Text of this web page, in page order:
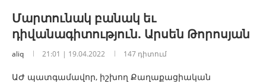
Մարտունակ բանակ եւ
դիվանագիտություն. Արսեն Թորոսյան
aliq 21:01 | 19.04.2022 147 դիտում
ԱԺ պատգամավոր, իշխող Քաղաքացիական